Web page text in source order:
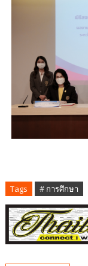
Tags # การศึกษา